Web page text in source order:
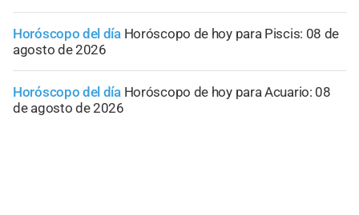
Horóscopo del día Horóscopo de hoy para Piscis: 08 de
agosto de 2026
Horóscopo del día Horóscopo de hoy para Acuario: 08
de agosto de 2026